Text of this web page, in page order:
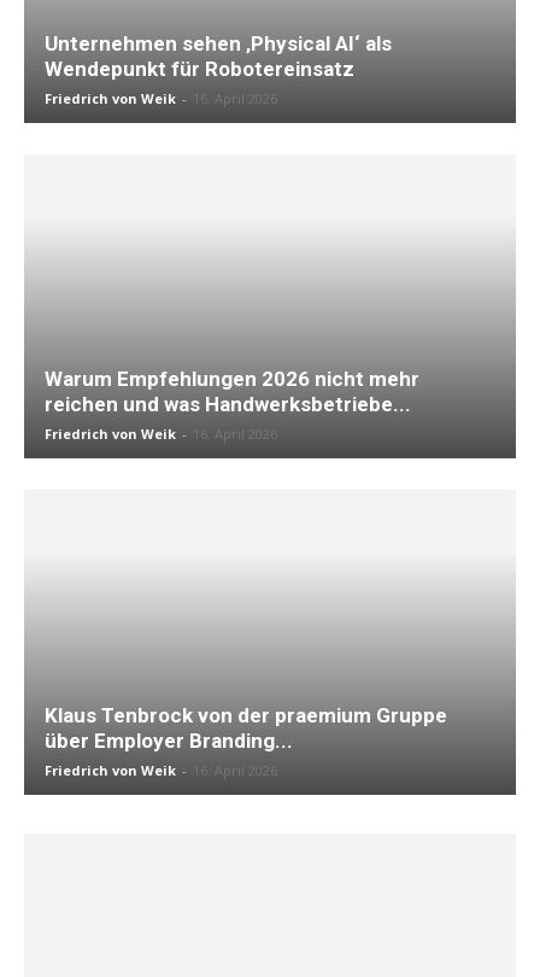
Unternehmen sehen ‚Physical AI‘ als
Wendepunkt für Robotereinsatz
Friedrich von Weik - 16. April 2026
Warum Empfehlungen 2026 nicht mehr
reichen und was Handwerksbetriebe...
Friedrich von Weik - 16. April 2026
Klaus Tenbrock von der praemium Gruppe
über Employer Branding...
Friedrich von Weik - 16. April 2026